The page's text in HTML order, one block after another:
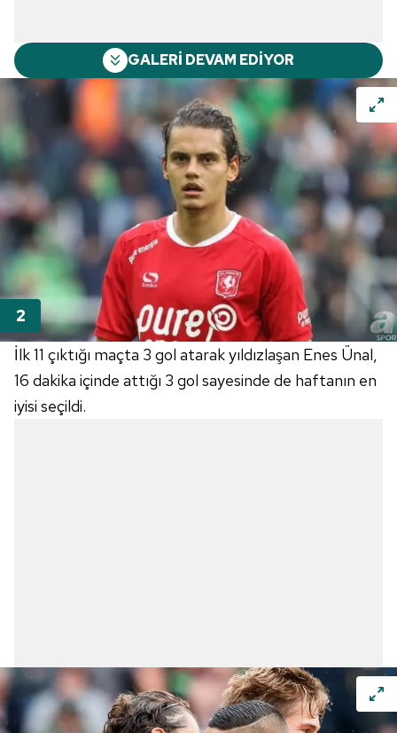
GALERİ DEVAM EDİYOR
İlk 11 çıktığı maçta 3 gol atarak yıldızlaşan Enes Ünal,
16 dakika içinde attığı 3 gol sayesinde de haftanın en
iyisi seçildi.